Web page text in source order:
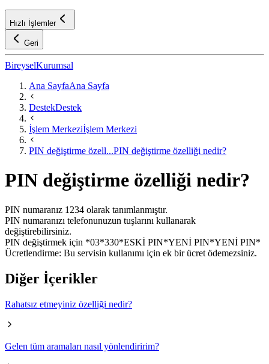
Hızlı İşlemler
Geri
BireyselKurumsal
Ana SayfaAna Sayfa
DestekDestek
İşlem Merkeziİşlem Merkezi
PIN değiştirme özell...PIN değiştirme özelliği nedir?
PIN değiştirme özelliği nedir?
​PIN numaranız 1234 olarak tanımlanmıştır.
PIN numaranızı telefonunuzun tuşlarını kullanarak
değiştirebilirsiniz.
PIN değiştirmek için *03*330*ESKİ PIN*YENİ PIN*YENİ PIN*
Ücretlendirme: Bu servisin kullanımı için ek bir ücret ödemezsiniz.
Diğer İçerikler
Rahatsız etmeyiniz özelliği nedir?
Gelen tüm aramaları nasıl yönlendiririm?